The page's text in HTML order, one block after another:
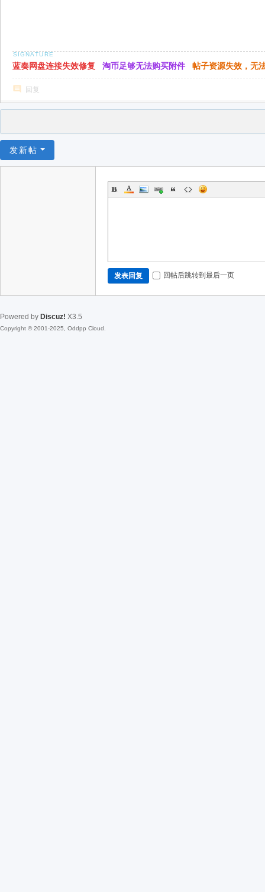
蓝奏网盘连接失效修复 淘币足够无法购买附件 帖子资源失效，无
回复
发新帖
发表回复 回帖后跳转到最后一页
Powered by Discuz! X3.5
Copyright © 2001-2025, Oddpp Cloud.